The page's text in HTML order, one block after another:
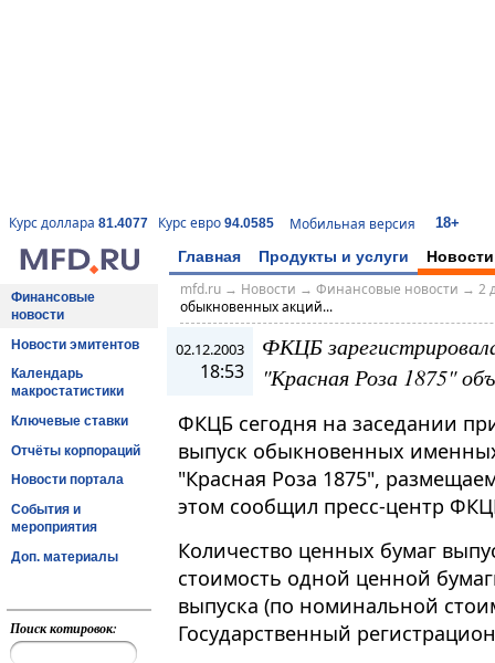
Курс доллара 81.4077 Курс евро 94.0585 Мобильная версия 18+
Главная Продукты и услуги Новости
Финансовые
новости
Новости эмитентов
Календарь
макростатистики
Ключевые ставки
Отчёты корпораций
Новости портала
События и
мероприятия
Доп. материалы
Поиск котировок:
mfd.ru→ Новости → Финансовые новости → 2
обыкновенных акций...
02.12.2003
18:53
ФКЦБ
"Красная Роза 1875"
ФКЦБ сегодня на заседании
выпуск обыкновенных
"Красная Роза 1875",
этом сообщил пресс-центр
Количество ценных бумаг
стоимость одной ценной
выпуска (по номинальной
Государственный